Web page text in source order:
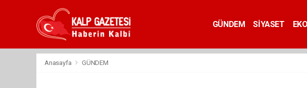
GÜNDEM SİYASET
Anasayfa GÜNDEM